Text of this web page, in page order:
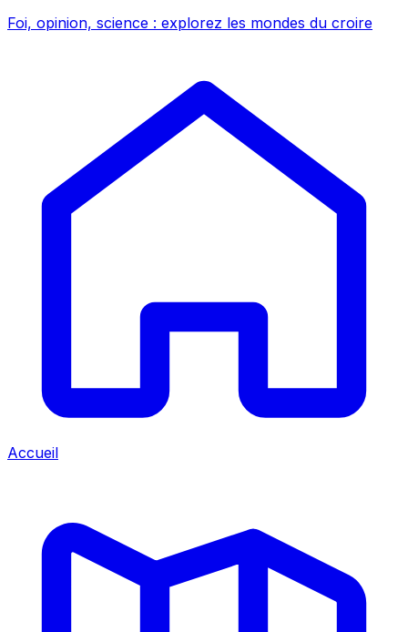
Foi, opinion, science : explorez les mondes du croire
Accueil